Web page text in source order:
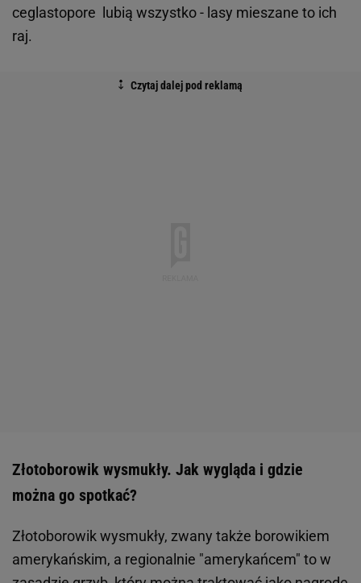
ceglastopore lubią wszystko - lasy mieszane to ich
raj.
Złotoborowik wysmukły. Jak wygląda i gdzie
można go spotkać?
Złotoborowik wysmukły, zwany także borowikiem
amerykańskim, a regionalnie "amerykańcem" to w